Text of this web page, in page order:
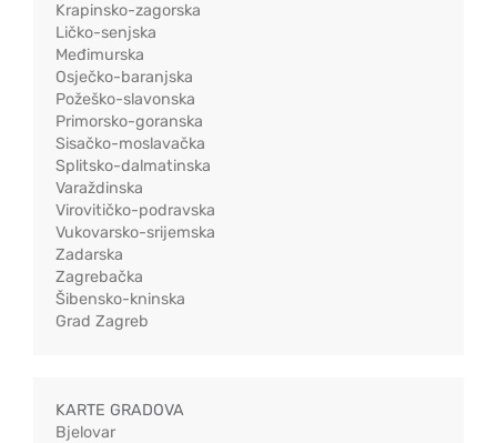
Krapinsko-zagorska
Ličko-senjska
Međimurska
Osječko-baranjska
Požeško-slavonska
Primorsko-goranska
Sisačko-moslavačka
Splitsko-dalmatinska
Varaždinska
Virovitičko-podravska
Vukovarsko-srijemska
Zadarska
Zagrebačka
Šibensko-kninska
Grad Zagreb
KARTE GRADOVA
Bjelovar